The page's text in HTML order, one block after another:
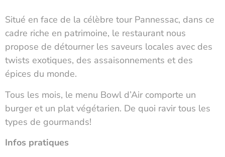
Situé en face de la célèbre tour Pannessac, dans ce
cadre riche en patrimoine, le restaurant nous
propose de détourner les saveurs locales avec des
twists exotiques, des assaisonnements et des
épices du monde.
Tous les mois, le menu Bowl d’Air comporte un
burger et un plat végétarien. De quoi ravir tous les
types de gourmands!
Infos pratiques